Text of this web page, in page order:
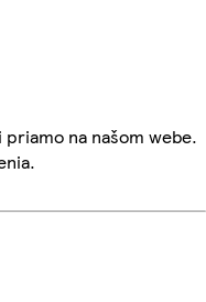
na našom webe.